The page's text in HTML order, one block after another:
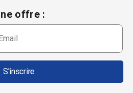
offre :
S'inscrire